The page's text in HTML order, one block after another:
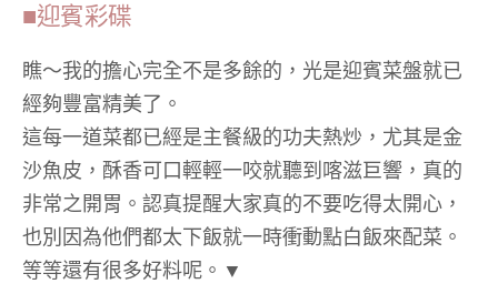
■迎賓彩碟
瞧～我的擔心完全不是多餘的，光是迎賓菜盤就已
經夠豐富精美了。
這每一道菜都已經是主餐級的功夫熱炒，尤其是金
沙魚皮，酥香可口輕輕一咬就聽到喀滋巨響，真的
非常之開胃。認真提醒大家真的不要吃得太開心，
也別因為他們都太下飯就一時衝動點白飯來配菜。
等等還有很多好料呢。▼